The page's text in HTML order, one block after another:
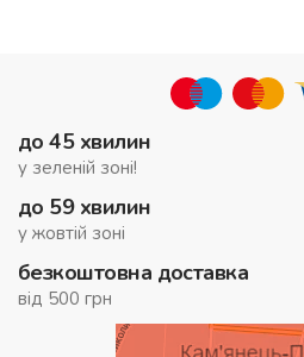
до 45 хвилин
у зеленій зоні!
до 59 хвилин
у жовтій зоні
безкоштовна доставка
від 500 грн